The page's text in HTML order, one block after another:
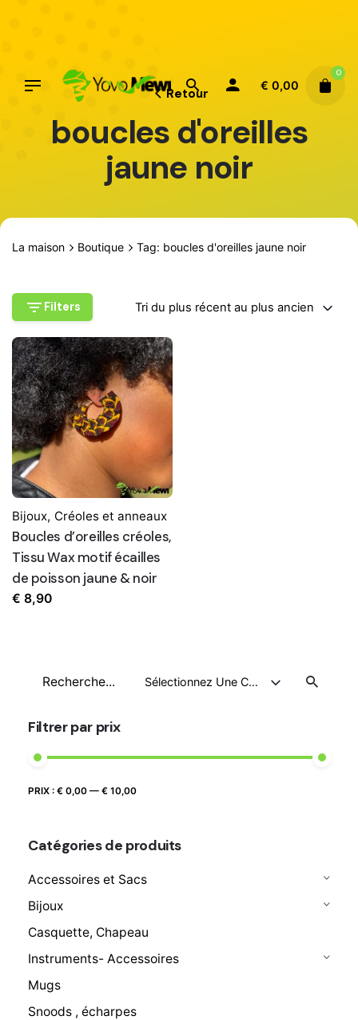
€ 0,00
0
Retour
boucles d'oreilles
jaune noir
La maison Boutique Tag: boucles d'oreilles jaune noir
Filters Tri du plus récent au plus ancien
Recherche
Sélectionnez Une Catégorie
Filtrer par prix
Prix
Prix
PRIX : € 0,00 — € 10,00
Catégories de produits
Accessoires et Sacs
Bijoux
Casquette, Chapeau
Instruments- Accessoires
Mugs
Snoods , écharpes
Bijoux, Créoles et anneaux
Boucles d’oreilles créoles,
Tissu Wax motif écailles
de poisson jaune & noir
€ 8,90